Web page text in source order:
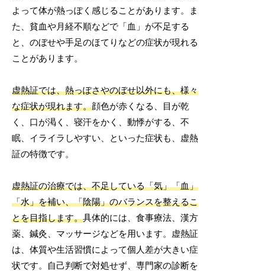
よって体が熱っぽく感じることがあります。ま
た、貧血や月経不順などで「血」が不足する
と、のぼせや手足のほてりなどの症状が現れる
ことがあります。
虚熱証では、熱っぽさやのぼせ以外にも、様々
な症状が現れます。顔色が赤くなる、目が乾
く、口が渇く、寝汗をかく、動悸がする、不
眠、イライラしやすい、といった症状も、虚熱
証の特徴です。
虚熱証の治療では、不足している「気」「血」
「水」を補い、「陰陽」のバランスを整えるこ
とを目指します。具体的には、食事療法、漢方
薬、鍼灸、マッサージなどを用います。虚熱証
は、体質や生活習慣によって個人差が大きい症
状です。自己判断で対処せず、専門家の診断を